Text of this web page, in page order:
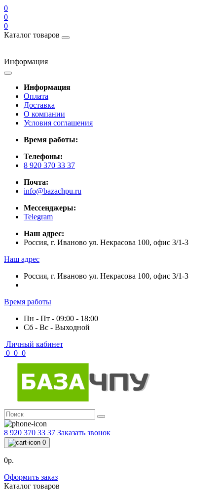
0
0
0
Каталог товаров
Информация
Информация
Оплата
Доставка
О компании
Условия соглашения
Время работы:
Телефоны:
8 920 370 33 37
Почта:
info@bazachpu.ru
Мессенджеры:
Telegram
Наш адрес:
Россия, г. Иваново ул. Некрасова 100, офис 3/1-3
Наш адрес
Россия, г. Иваново ул. Некрасова 100, офис 3/1-3
Время работы
Пн - Пт - 09:00 - 18:00
Сб - Вс - Выходной
Личный кабинет
0 0 0
8 920 370 33 37 Заказать звонок
0
0р.
Оформить заказ
Каталог товаров